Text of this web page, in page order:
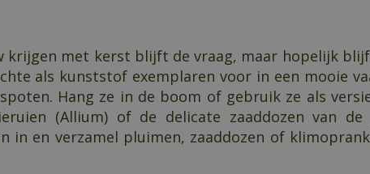
krijgen met kerst blijft de vraag, maar hopelijk
als kunststof exemplaren voor in een mooie
Hang ze in de boom of gebruik ze als
(Allium) of de delicate zaaddozen van
in en verzamel pluimen, zaaddozen of